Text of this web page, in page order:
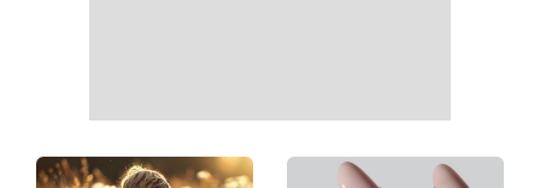
Тигрові креветки з сиром
«Костя, рятуй мене»: